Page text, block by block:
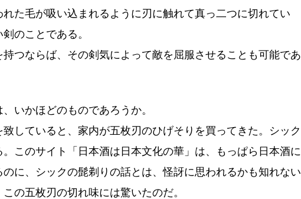
た毛が吸い込まれるように刃に触れて真っ二つに切れてい
のことである。
つならば、その剣気によって敵を屈服させることも可能であ
いかほどのものであろうか。
していると、家内が五枚刃のひげそりを買ってきた。シック
このサイト「日本酒は日本文化の華」は、もっぱら日本酒に
に、シックの髭剃りの話とは、怪訝に思われるかも知れない
の五枚刃の切れ味には驚いたのだ。